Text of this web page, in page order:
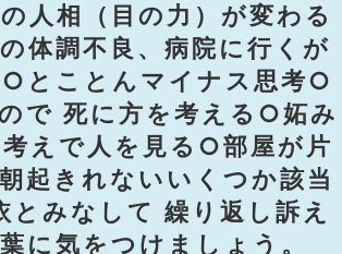
人相（目の力）が変わる
体調不良、病院に行くが
とことんマイナス思考○
で 死に方を考える○妬み
えで人を見る○部屋が片
起きれないいくつか該当
とみなして 繰り返し訴え
に気をつけましょう。